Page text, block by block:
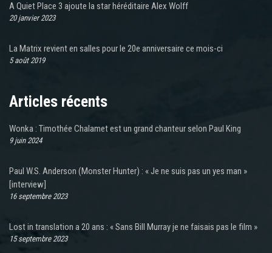
A Quiet Place 3 ajoute la star héréditaire Alex Wolff
20 janvier 2023
La Matrix revient en salles pour le 20e anniversaire ce mois-ci
5 août 2019
Articles récents
Wonka : Timothée Chalamet est un grand chanteur selon Paul King
9 juin 2024
Paul W.S. Anderson (Monster Hunter) : « Je ne suis pas un yes man »
[interview]
16 septembre 2023
Lost in translation a 20 ans : « Sans Bill Murray je ne faisais pas le film »
15 septembre 2023